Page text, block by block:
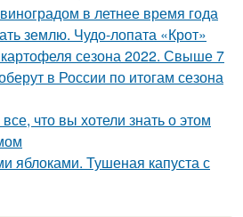
в летнее время года
землю. Чудо-лопата «Крот»
сезона 2022. Свыше 7
в России по итогам сезона
что вы хотели знать о этом
яблоками. Тушеная капуста с